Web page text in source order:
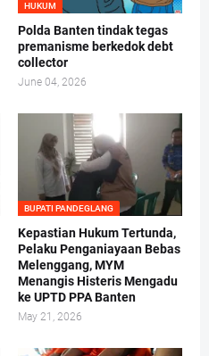
HUKUM
Polda Banten tindak tegas
premanisme berkedok debt
collector
June 04, 2026
BUPATI PANDEGLANG
Kepastian Hukum Tertunda,
Pelaku Penganiayaan Bebas
Melenggang, MYM
Menangis Histeris Mengadu
ke UPTD PPA Banten
May 21, 2026